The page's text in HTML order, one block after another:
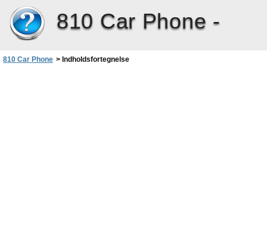
810 Car Phone -
810 Car Phone > Indholdsfortegnelse